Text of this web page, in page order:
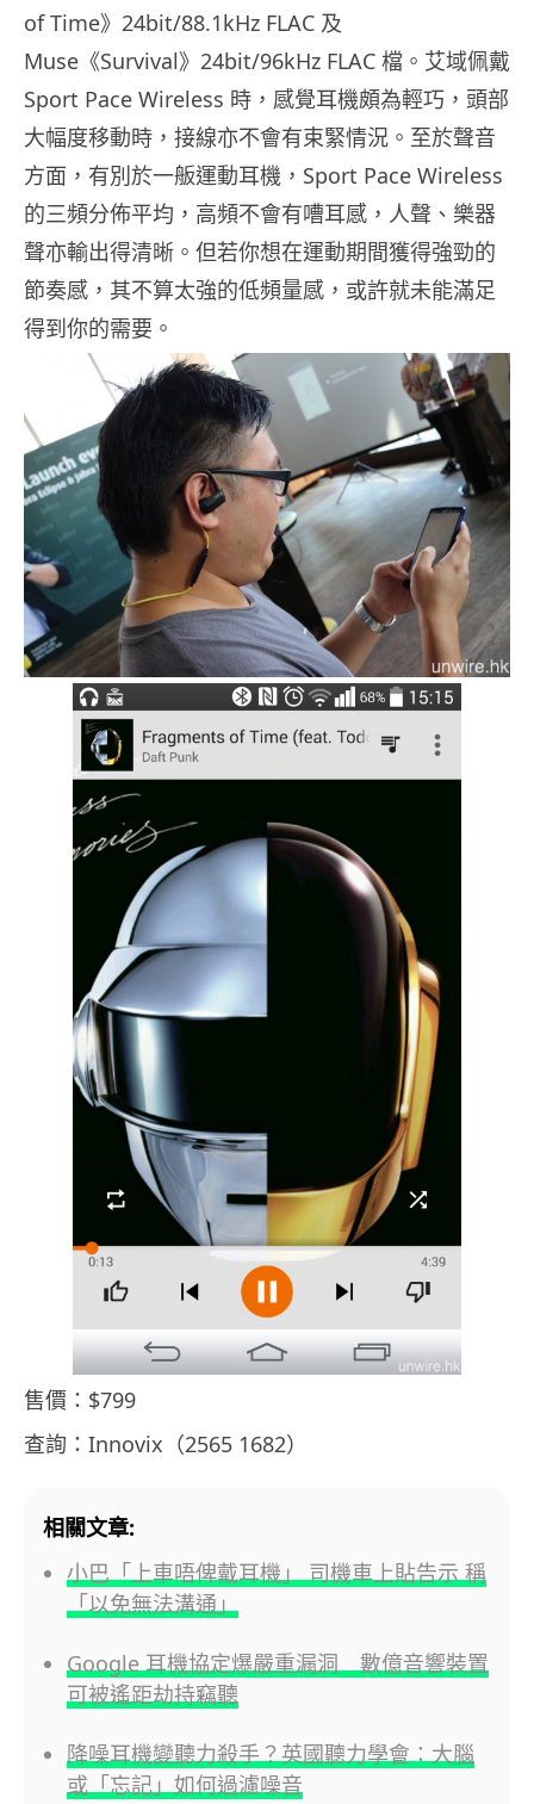
of Time》24bit/88.1kHz FLAC 及
Muse《Survival》24bit/96kHz FLAC 檔。艾域佩戴
Sport Pace Wireless 時，感覺耳機頗為輕巧，頭部
大幅度移動時，接線亦不會有束緊情況。至於聲音
方面，有別於一舨運動耳機，Sport Pace Wireless
的三頻分佈平均，高頻不會有嘈耳感，人聲、樂器
聲亦輸出得清晰。但若你想在運動期間獲得強勁的
節奏感，其不算太強的低頻量感，或許就未能滿足
得到你的需要。
售價：$799
查詢：Innovix（2565 1682）
相關文章:
小巴「上車唔俾戴耳機」 司機車上貼告示 稱
「以免無法溝通」
Google 耳機協定爆嚴重漏洞 數億音響裝置
可被遙距劫持竊聽
降噪耳機變聽力殺手？英國聽力學會：大腦
或「忘記」如何過濾噪音